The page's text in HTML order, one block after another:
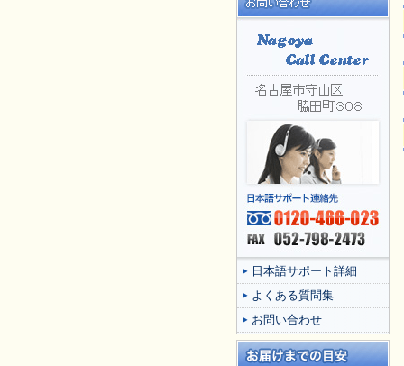
日本語サポート詳細
よくある質問集
お問い合わせ